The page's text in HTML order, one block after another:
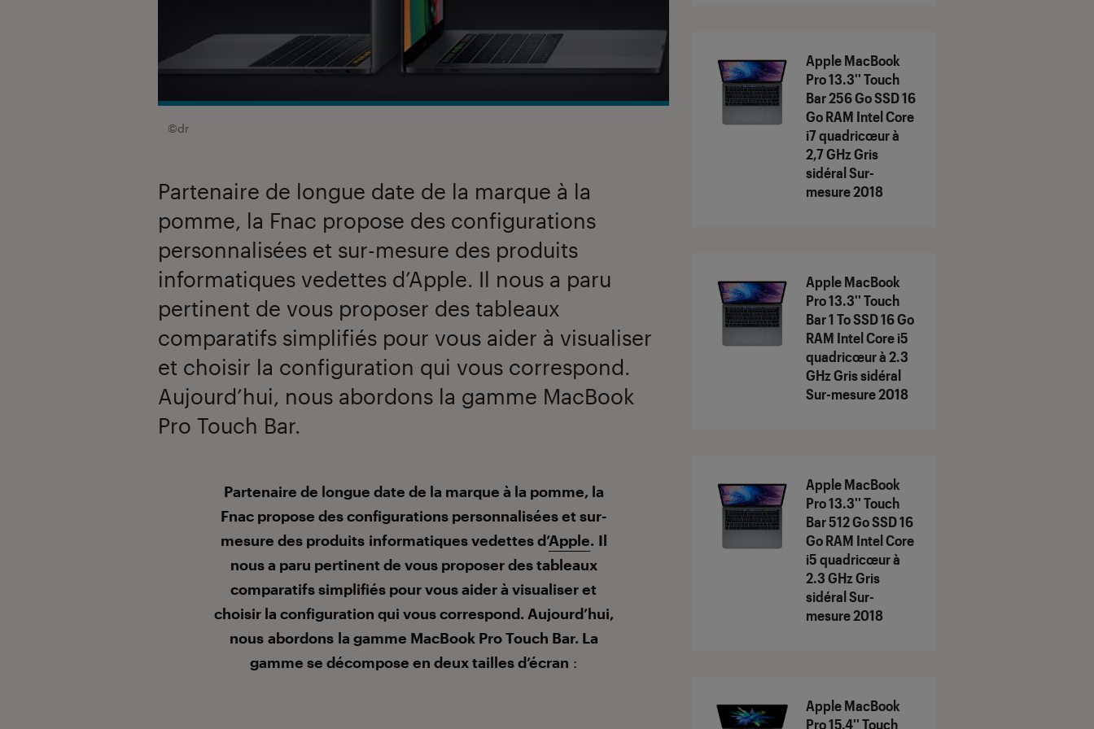
©dr
Partenaire de longue date de la marque à la
pomme, la Fnac propose des configurations
personnalisées et sur-mesure des produits
informatiques vedettes d’Apple. Il nous a paru
pertinent de vous proposer des tableaux
comparatifs simplifiés pour vous aider à visualiser
et choisir la configuration qui vous correspond.
Aujourd’hui, nous abordons la gamme MacBook
Pro Touch Bar.
IntroductionPartenaire de longue date de la marque à la pomme, la
Fnac propose des configurations personnalisées et sur-
mesure des produits informatiques vedettes d’Apple. Il
nous a paru pertinent de vous proposer des tableaux
comparatifs simplifiés pour vous aider à visualiser et
choisir la configuration qui vous correspond. Aujourd’hui,
nous abordons la gamme MacBook Pro Touch Bar. La
gamme se décompose en deux tailles d’écran :
Apple MacBook
Pro 13.3'' Touch
Bar 256 Go SSD 16
Go RAM Intel Core
i7 quadricœur à
2,7 GHz Gris
sidéral Sur-
mesure 2018
Apple MacBook
Pro 13.3'' Touch
Bar 1 To SSD 16 Go
RAM Intel Core i5
quadricœur à 2.3
GHz Gris sidéral
Sur-mesure 2018
Apple MacBook
Pro 13.3'' Touch
Bar 512 Go SSD 16
Go RAM Intel Core
i5 quadricœur à
2.3 GHz Gris
sidéral Sur-
mesure 2018
Apple MacBook
Pro 15.4'' Touch